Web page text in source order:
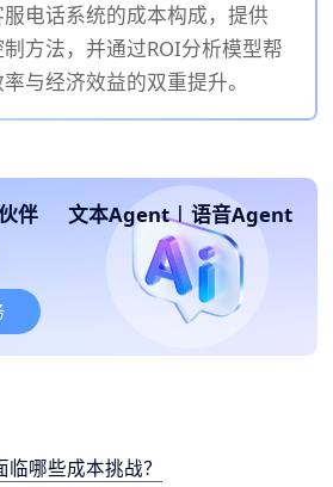
电话系统的成本构成，提供
方法，并通过ROI分析模型帮
与经济效益的双重提升。
伴 文本Agent | 语音Agent
哪些成本挑战？